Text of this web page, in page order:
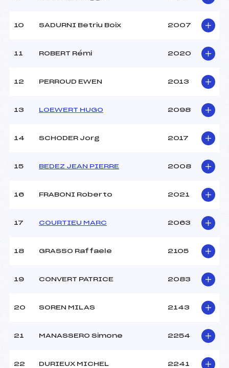
10 SADURNI Betriu Boix 2007
11 ROBERT Rémi 2020
12 PERROUD EWEN 2013
13 LOEWERT HUGO 2098
14 SCHODER Jorg 2017
15 BEDEZ JEAN PIERRE 2008
16 FRABONI Roberto 2021
17 COURTIEU MARC 2063
18 GRASSO Raffaele 2105
19 CONVERT PATRICE 2083
20 SOREN MILAS 2143
21 MANASSERO Simone 2254
22 DURIEUX MICHEL 2241